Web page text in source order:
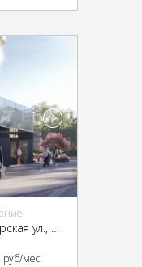
TWIST, CАО, г Москва, Бутырская ул., вл. 1
руб/мес